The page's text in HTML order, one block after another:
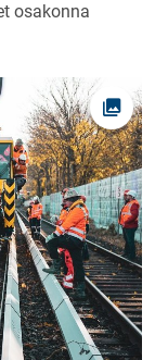
osakonna
Ava